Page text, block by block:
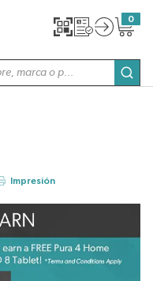
0
{0}
Impresión